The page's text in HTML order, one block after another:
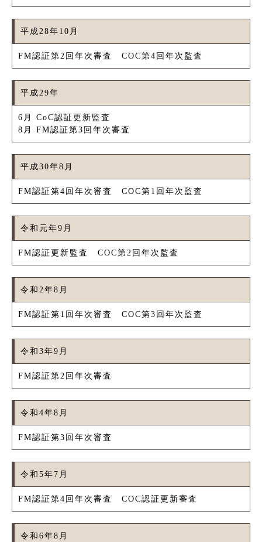
平成28年10月
FM認証第2回年次審査 COC第4回年次監査
平成29年
6月 CoC認証更新監査
8月 FM認証第3回年次審査
平成30年8月
FM認証第4回年次審査 COC第1回年次監査
令和元年9月
FM認証更新監査 COC第2回年次監査
令和2年8月
FM認証第1回年次審査 COC第3回年次監査
令和3年9月
FM認証第2回年次審査
令和4年8月
FM認証第3回年次審査
令和5年7月
FM認証第4回年次審査 COC認証更新審査
令和6年8月